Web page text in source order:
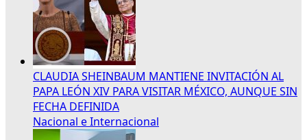
CLAUDIA SHEINBAUM MANTIENE INVITACIÓN AL
PAPA LEÓN XIV PARA VISITAR MÉXICO, AUNQUE SIN
FECHA DEFINIDA
Nacional e Internacional